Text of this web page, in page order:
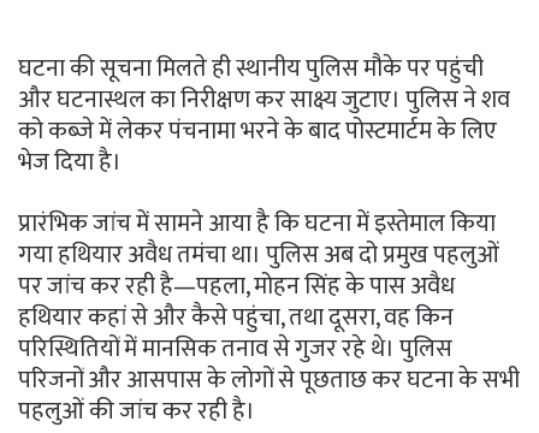
घटना की सूचना मिलते ही स्थानीय पुलिस मौके पर पहुंची
और घटनास्थल का निरीक्षण कर साक्ष्य जुटाए। पुलिस ने शव
को कब्जे में लेकर पंचनामा भरने के बाद पोस्टमार्टम के लिए
भेज दिया है।
प्रारंभिक जांच में सामने आया है कि घटना में इस्तेमाल किया
गया हथियार अवैध तमंचा था। पुलिस अब दो प्रमुख पहलुओं
पर जांच कर रही है—पहला, मोहन सिंह के पास अवैध
हथियार कहां से और कैसे पहुंचा, तथा दूसरा, वह किन
परिस्थितियों में मानसिक तनाव से गुजर रहे थे। पुलिस
परिजनों और आसपास के लोगों से पूछताछ कर घटना के सभी
पहलुओं की जांच कर रही है।